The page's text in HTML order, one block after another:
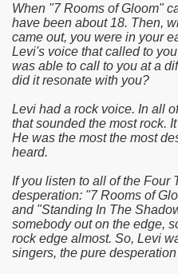
When "7 Rooms of Gloom"
have been about 18. Then,
came out, you were in your
Levi's voice that called to
was able to call to you at a
did it resonate with you?
Levi had a rock voice. In all
that sounded the most rock.
He was the most the most
heard.
If you listen to all of the Four
desperation: "7 Rooms of
and "Standing In The
somebody out on the edge,
rock edge almost. So, Levi
singers, the pure